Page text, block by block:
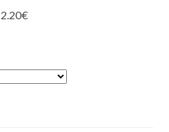
2.20€